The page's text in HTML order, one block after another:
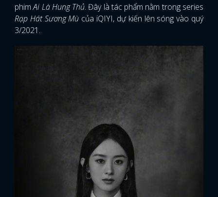
phimAi Là Hung Thủ. Đây là tác phẩm nằm trong series
Rạp Hát Sương Mù của iQIYI, dự kiến lên sóng vào quý
3/2021.